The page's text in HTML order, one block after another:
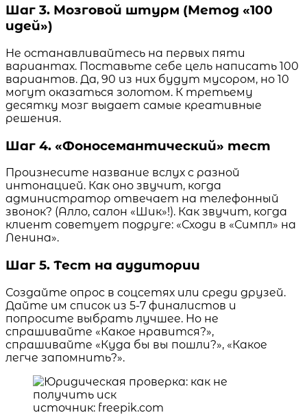
Шаг 3. Мозговой штурм (Метод «100
идей»)
Не останавливайтесь на первых пяти
вариантах. Поставьте себе цель написать 100
вариантов. Да, 90 из них будут мусором, но 10
могут оказаться золотом. К третьему
десятку мозг выдает самые креативные
решения.
Шаг 4. «Фоносемантический» тест
Произнесите название вслух с разной
интонацией. Как оно звучит, когда
администратор отвечает на телефонный
звонок? (Алло, салон «Шик»!). Как звучит, когда
клиент советует подруге: «Сходи в «Симпл» на
Ленина».
Шаг 5. Тест на аудитории
Создайте опрос в соцсетях или среди друзей.
Дайте им список из 5-7 финалистов и
попросите выбрать лучшее. Но не
спрашивайте «Какое нравится?»,
спрашивайте «Куда бы вы пошли?», «Какое
легче запомнить?».
источник: freepik.com